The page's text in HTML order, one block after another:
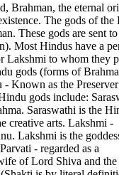
Brahman, the eternal
The gods of the
These gods are sent
Most Hindus have a
Lakshmi to whom they
gods (forms of
Known as the
gods include:
Saraswathi is the
creative arts. Lakshmi -
Lakshmi is the
- regarded as a
of Lord Shiva and the